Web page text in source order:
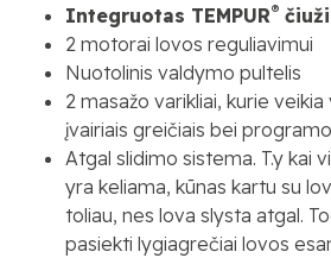
Integruotas TEMPUR®
2 motorai lovos reguliavimui
Nuotolinis valdymo pultelis
2 masažo varikliai, kurie
įvairiais greičiais bei
Atgal slidimo sistema. T.y kai
yra keliama, kūnas kartu su
toliau, nes lova slysta atgal.
pasiekti lygiagrečiai lovos